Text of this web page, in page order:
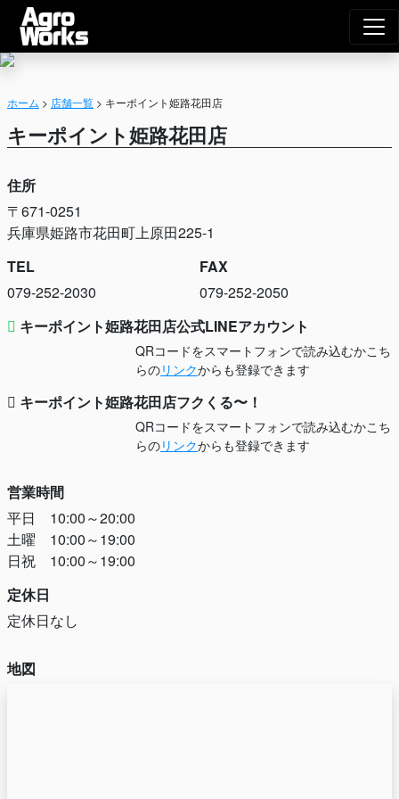
メインナビゲーション Agro Works｜ア
ホーム > 店舗一覧 > キーポイント姫路花田店
キーポイント姫路花田店
住所
〒671-0251
兵庫県姫路市花田町上原田225-1
TEL
079-252-2030
FAX
079-252-2050
キーポイント姫路花田店公式LINEアカウント
QRコードをスマートフォンで読み込むかこち
らのリンクからも登録できます
キーポイント姫路花田店フクくる〜！
QRコードをスマートフォンで読み込むかこち
らのリンクからも登録できます
営業時間
平日 10:00～20:00
土曜 10:00～19:00
日祝 10:00～19:00
定休日
定休日なし
地図